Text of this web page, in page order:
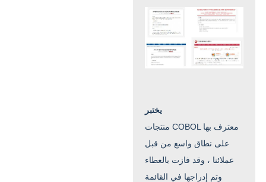
يختبر
منتجات COBOL معترف بها
على نطاق واسع من قبل
عملائنا ، وقد فازت بالعطاء
وتم إدراجها في القائمة